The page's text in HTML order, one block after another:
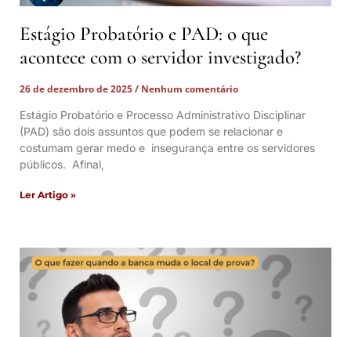
Estágio Probatório e PAD: o que
acontece com o servidor investigado?
26 de dezembro de 2025
Nenhum comentário
Estágio Probatório e Processo Administrativo Disciplinar
(PAD) são dois assuntos que podem se relacionar e
costumam gerar medo e insegurança entre os servidores
públicos. Afinal,
Ler Artigo »